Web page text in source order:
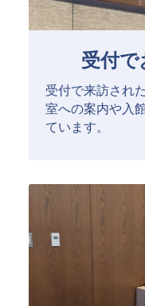
受付で
受付で来訪され
室への案内や入
ています。